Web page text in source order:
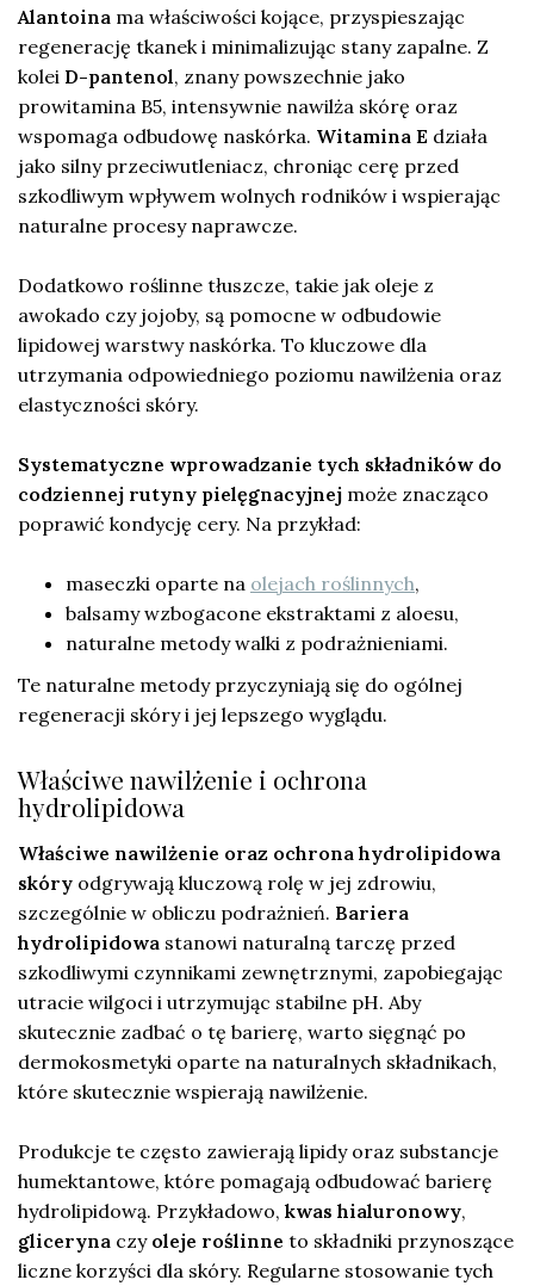
Alantoina ma właściwości kojące, przyspieszając
regenerację tkanek i minimalizując stany zapalne. Z
kolei D-pantenol, znany powszechnie jako
prowitamina B5, intensywnie nawilża skórę oraz
wspomaga odbudowę naskórka. Witamina E działa
jako silny przeciwutleniacz, chroniąc cerę przed
szkodliwym wpływem wolnych rodników i wspierając
naturalne procesy naprawcze.
Dodatkowo roślinne tłuszcze, takie jak oleje z
awokado czy jojoby, są pomocne w odbudowie
lipidowej warstwy naskórka. To kluczowe dla
utrzymania odpowiedniego poziomu nawilżenia oraz
elastyczności skóry.
Systematyczne wprowadzanie tych składników do
codziennej rutyny pielęgnacyjnej może znacząco
poprawić kondycję cery. Na przykład:
maseczki oparte na olejach roślinnych,
balsamy wzbogacone ekstraktami z aloesu,
naturalne metody walki z podrażnieniami.
Te naturalne metody przyczyniają się do ogólnej
regeneracji skóry i jej lepszego wyglądu.
Właściwe nawilżenie i ochrona
hydrolipidowa
Właściwe nawilżenie oraz ochrona hydrolipidowa
skóry odgrywają kluczową rolę w jej zdrowiu,
szczególnie w obliczu podrażnień. Bariera
hydrolipidowa stanowi naturalną tarczę przed
szkodliwymi czynnikami zewnętrznymi, zapobiegając
utracie wilgoci i utrzymując stabilne pH. Aby
skutecznie zadbać o tę barierę, warto sięgnąć po
dermokosmetyki oparte na naturalnych składnikach,
które skutecznie wspierają nawilżenie.
Produkcje te często zawierają lipidy oraz substancje
humektantowe, które pomagają odbudować barierę
hydrolipidową. Przykładowo, kwas hialuronowy,
gliceryna czy oleje roślinne to składniki przynoszące
liczne korzyści dla skóry. Regularne stosowanie tych